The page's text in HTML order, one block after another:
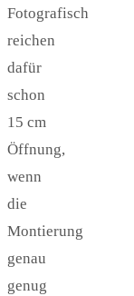
Fotografisch
reichen
dafür
schon
15 cm
Öffnung,
wenn
die
Montierung
genau
genug